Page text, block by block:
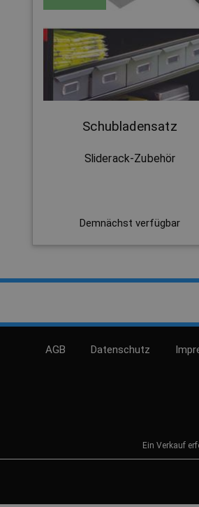
Schubladensatz
Sliderack-Zubehör
Demnächst verfügbar
AGB Datenschutz
Ein Verkauf